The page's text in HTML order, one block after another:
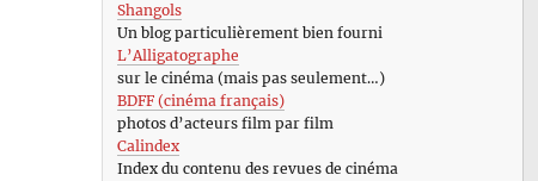
Shangols
Un blog particulièrement bien fourni
L’Alligatographe
sur le cinéma (mais pas seulement…)
BDFF (cinéma français)
photos d’acteurs film par film
Calindex
Index du contenu des revues de cinéma